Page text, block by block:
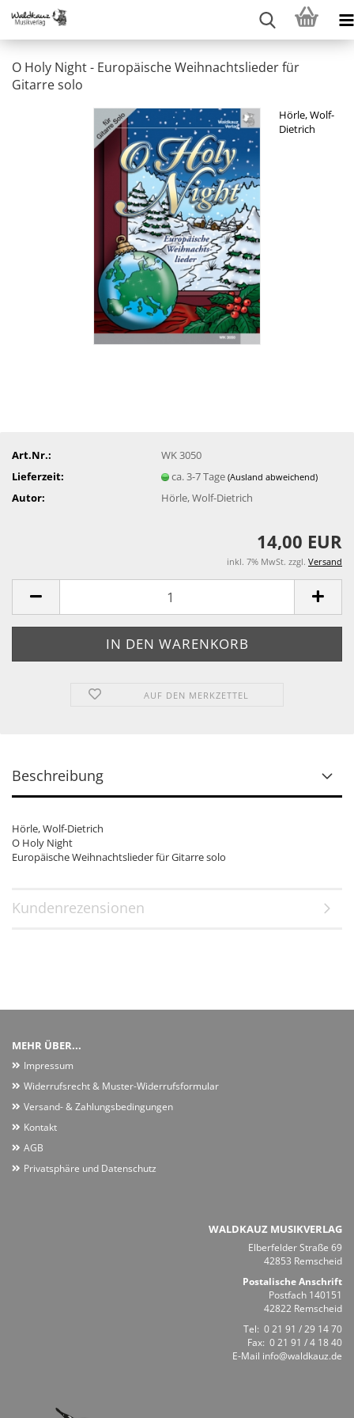
O Holy Night - Europäische Weihnachtslieder für
Gitarre solo
Hörle, Wolf-
Dietrich
Art.Nr.:
WK 3050
Lieferzeit:
ca. 3-7 Tage(Ausland abweichend)
Autor: Hörle, Wolf-Dietrich
14,00 EUR
inkl. 7% MwSt. zzgl. Versand
AUF DEN MERKZETTEL
Beschreibung
Hörle, Wolf-Dietrich
O Holy Night
Europäische Weihnachtslieder für Gitarre solo
Kundenrezensionen
MEHR ÜBER...
Impressum
Widerrufsrecht & Muster-Widerrufsformular
Versand- & Zahlungsbedingungen
Kontakt
AGB
Privatsphäre und Datenschutz
WALDKAUZ MUSIKVERLAG
Elberfelder Straße 69
42853 Remscheid
Postalische Anschrift
Postfach 140151
42822 Remscheid
Tel: 0 21 91 / 29 14 70
Fax: 0 21 91 / 4 18 40
E-Mail info@waldkauz.de